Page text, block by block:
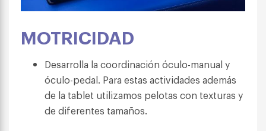
MOTRICIDAD
Desarrolla la coordinación óculo-manual y
óculo-pedal. Para estas actividades además
de la tablet utilizamos pelotas con texturas y
de diferentes tamaños.